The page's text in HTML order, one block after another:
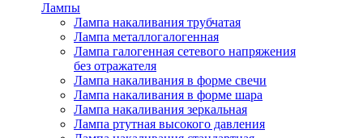
Лампы
Лампа накаливания трубчатая
Лампа металлогалогенная
Лампа галогенная сетевого напряжения
без отражателя
Лампа накаливания в форме свечи
Лампа накаливания в форме шара
Лампа накаливания зеркальная
Лампа ртутная высокого давления